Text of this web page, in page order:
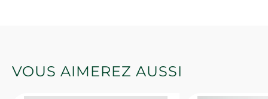
VOUS AIMEREZ AUSSI